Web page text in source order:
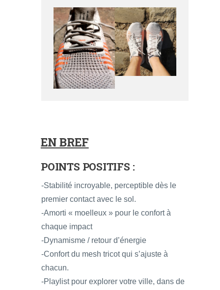
EN BREF
POINTS POSITIFS :
-Stabilité incroyable, perceptible dès le
premier contact avec le sol.
-Amorti « moelleux » pour le confort à
chaque impact
-Dynamisme / retour d’énergie
-Confort du mesh tricot qui s’ajuste à
chacun.
-Playlist pour explorer votre ville, dans de